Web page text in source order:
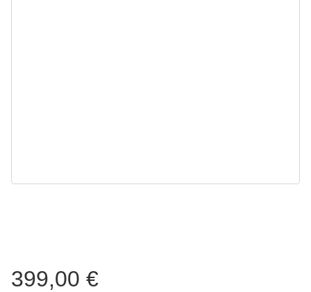
399,00 €